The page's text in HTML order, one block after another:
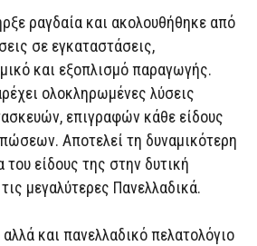
ραγδαία και ακολουθήθηκε από
σε εγκαταστάσεις,
και εξοπλισμό παραγωγής.
ολοκληρωμένες λύσεις
επιγραφών κάθε είδους
Αποτελεί τη δυναμικότερη
είδους της στην δυτική
μεγαλύτερες Πανελλαδικά.
και πανελλαδικό πελατολόγιο